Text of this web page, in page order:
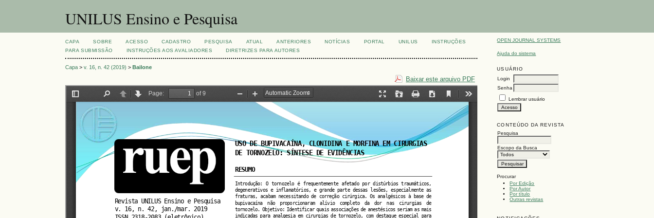
UNILUS Ensino e Pesquisa
OPEN JOURNAL SYSTEMS
Ajuda do sistema
USUÁRIO
Login
Senha
Lembrar usuário
CONTEÚDO DA REVISTA
Pesquisa
Escopo da Busca
Procurar
Por Edição
Por Autor
Por título
Outras revistas
CAPA SOBRE ACESSO CADASTRO PESQUISA ATUAL ANTERIORES NOTÍCIAS PORTAL UNILUS
INSTRUÇÕES
PARA SUBMISSÃO
INSTRUÇÕES AOS AVALIADORES DIRETRIZES PARA AUTORES
Capa >v. 16, n. 42 (2019) >Bailone
Baixar este arquivo PDF